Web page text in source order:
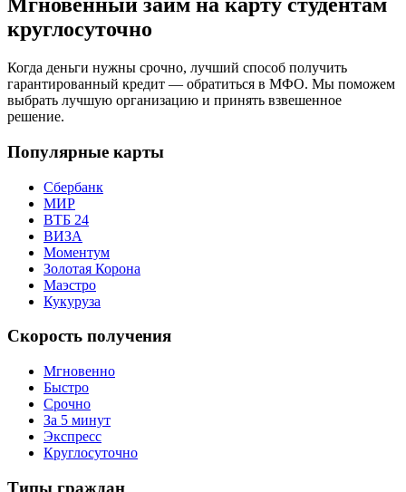
Мгновенный займ на карту студентам
круглосуточно
Когда деньги нужны срочно, лучший способ получить
гарантированный кредит — обратиться в МФО. Мы поможем
выбрать лучшую организацию и принять взвешенное
решение.
Популярные карты
Сбербанк
МИР
ВТБ 24
ВИЗА
Моментум
Золотая Корона
Маэстро
Кукуруза
Скорость получения
Мгновенно
Быстро
Срочно
За 5 минут
Экспресс
Круглосуточно
Типы граждан